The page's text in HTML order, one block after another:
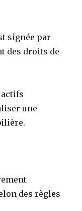
signée par
des droits de
une
des règles